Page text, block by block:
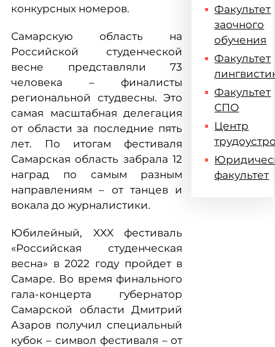
конкурсных номеров.
Самарскую область на
Российской студенческой
весне представляли 73
человека – финалисты
региональной студвесны. Это
самая масштабная делегация
от области за последние пять
лет. По итогам фестиваля
Самарская область забрала 12
наград по самым разным
направлениям – от танцев и
вокала до журналистики.
Юбилейный, XXX фестиваль
«Российская студенческая
весна» в 2022 году пройдет в
Самаре. Во время финального
гала-концерта губернатор
Самарской области Дмитрий
Азаров получил специальный
кубок – символ фестиваля – от
Факультет
заочного
обучения
Факультет
Факультет
СПО
Центр
факультет